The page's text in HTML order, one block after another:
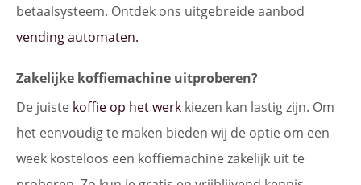
betaalsysteem. Ontdek ons uitgebreide aanbod
vending automaten.
Zakelijke koffiemachine uitproberen?
De juiste koffie op het werk kiezen kan lastig zijn. Om
het eenvoudig te maken bieden wij de optie om een
week kosteloos een koffiemachine zakelijk uit te